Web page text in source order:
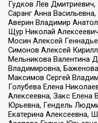
Гудков Лев
Саранг Анна
Аверин Владимир
Щур Николай
Мосин Алексей
Симонов Алексей
Мельникова Валентина
Владимировна,
Максимов Сергей
Голубева Елена
Алексеевна, Закс Елена
Юрьевна, Гендель
Екатерина Алексеевна,